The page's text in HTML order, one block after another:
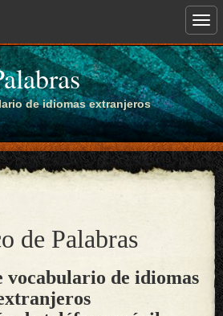
de idiomas extranjeros
de Palabras
vocabulario de idiomas